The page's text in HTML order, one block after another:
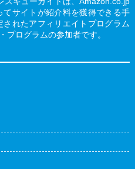
サイトが紹介料を獲得できる手
れたアフィリエイトプログラム
プログラムの参加者です。